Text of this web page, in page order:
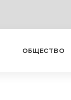
ОБЩЕСТВО